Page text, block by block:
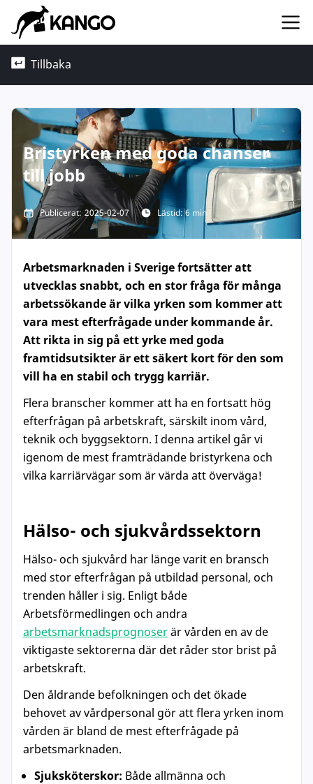
Tillbaka
Bristyrken med goda chanser
till jobb
Publicerat: 2025-02-07 Lästid: 6 min
Arbetsmarknaden i Sverige fortsätter att
utvecklas snabbt, och en stor fråga för många
arbetssökande är vilka yrken som kommer att
vara mest efterfrågade under kommande år.
Att rikta in sig på ett yrke med goda
framtidsutsikter är ett säkert kort för den som
vill ha en stabil och trygg karriär.
Flera branscher kommer att ha en fortsatt hög
efterfrågan på arbetskraft, särskilt inom vård,
teknik och byggsektorn. I denna artikel går vi
igenom de mest framträdande bristyrkena och
vilka karriärvägar som är värda att överväga!
Hälso- och sjukvårdssektorn
Hälso- och sjukvård har länge varit en bransch
med stor efterfrågan på utbildad personal, och
trenden håller i sig. Enligt både
Arbetsförmedlingen och andra
arbetsmarknadsprognoserär vården en av de
viktigaste sektorerna där det råder stor brist på
arbetskraft.
Den åldrande befolkningen och det ökade
behovet av vårdpersonal gör att flera yrken inom
vården är bland de mest efterfrågade på
arbetsmarknaden.
Sjuksköterskor: Både allmänna och